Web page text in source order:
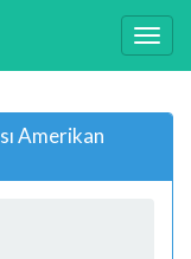
Amerikan